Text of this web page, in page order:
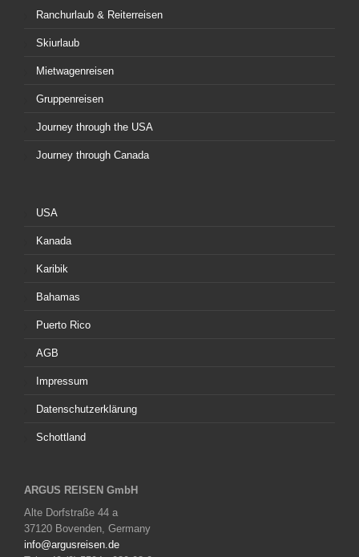
Ranchurlaub & Reiterreisen
Skiurlaub
Mietwagenreisen
Gruppenreisen
Journey through the USA
Journey through Canada
USA
Kanada
Karibik
Bahamas
Puerto Rico
AGB
Impressum
Datenschutzerklärung
Schottland
ARGUS REISEN GmbH
Alte Dorfstraße 44 a
37120 Bovenden, Germany
info@argusreisen.de